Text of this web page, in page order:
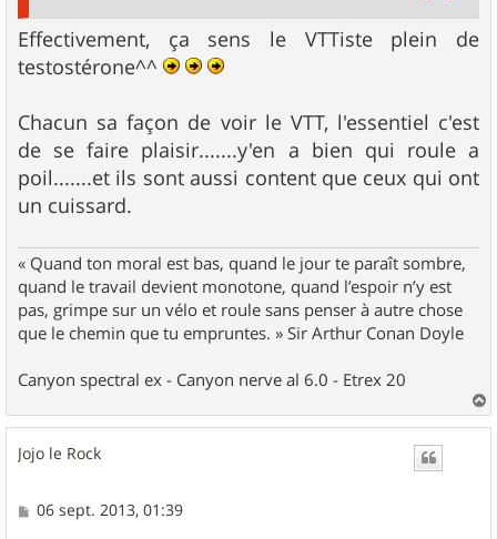
Effectivement, ça sens le VTTiste plein de
testostérone^^
Chacun sa façon de voir le VTT, l'essentiel c'est
de se faire plaisir.......y'en a bien qui roule a
poil.......et ils sont aussi content que ceux qui ont
un cuissard.
« Quand ton moral est bas, quand le jour te paraît sombre,
quand le travail devient monotone, quand l’espoir n’y est
pas, grimpe sur un vélo et roule sans penser à autre chose
que le chemin que tu empruntes. » Sir Arthur Conan Doyle
Canyon spectral ex - Canyon nerve al 6.0 - Etrex 20
a
Jojo le Rock
M
06 sept. 2013, 01:39